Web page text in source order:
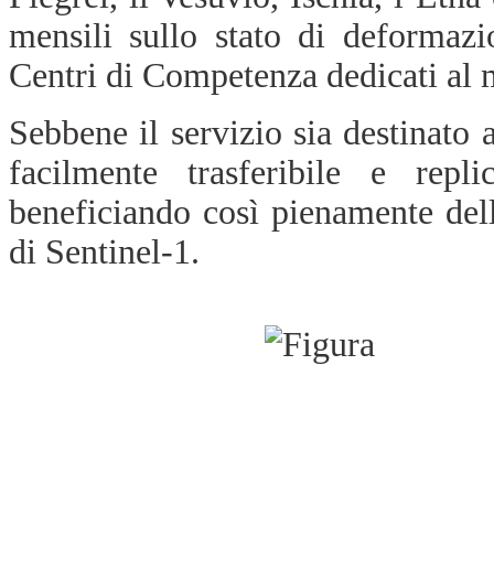
mensili sullo stato di
Centri di Competenza dedicati al
Sebbene il servizio sia destinato
facilmente trasferibile e
beneficiando così pienamente
di Sentinel-1.